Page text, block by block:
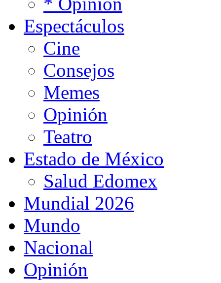
Espectáculos
Cine
Consejos
Memes
Opinión
Teatro
Estado de México
Salud Edomex
Mundial 2026
Mundo
Nacional
Opinión